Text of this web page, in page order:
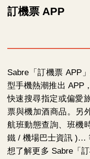
訂機票 APP
Sabre「訂機票 APP
型手機熱潮推出 APP
快速搜尋指定或偏愛
票與機加酒商品。另
航班動態查詢、班機
鐵 / 機場巴士資訊 )…
想了解更多 Sabre「